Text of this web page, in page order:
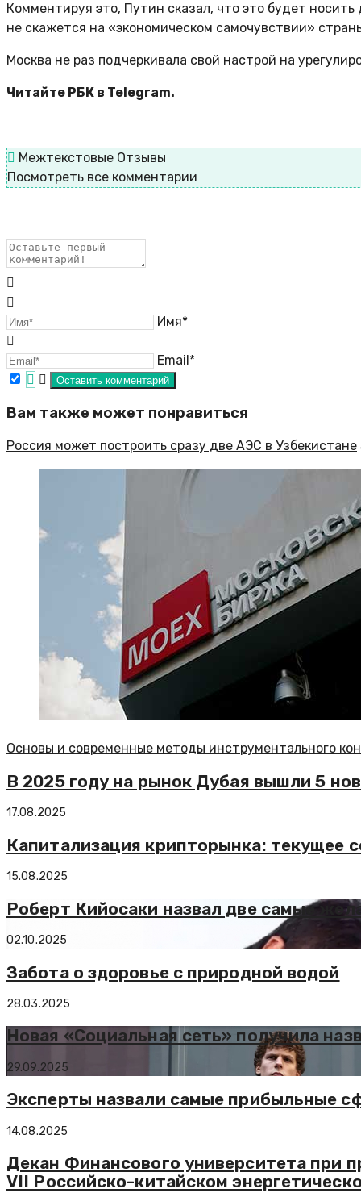
Комментируя это, Путин сказал, что это будет
не скажется на «экономическом самочувствии»
Москва не раз подчеркивала свой настрой на
Читайте РБК в Telegram.
Межтекстовые Отзывы
Посмотреть все комментарии
Имя*
Email*
Вам также может понравиться
Россия может построить сразу две АЭС в Узбекистане
Основы и современные методы инструментального
В 2025 году на рынок Дубая вышли 5
17.08.2025
Капитализация крипторынка: текущее
15.08.2025
Роберт Кийосаки назвал две самые
02.10.2025
Забота о здоровье с природной водой
28.03.2025
Новая «Социальная сеть» получила
29.09.2025
Эксперты назвали самые прибыльные
14.08.2025
Декан Финансового университета при
VII Российско-китайском